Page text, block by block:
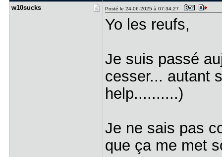
w10sucks Posté le 24-06-2025 à 07:34:27
Yo les reufs,
Je suis passé
cesser... autant
help..........)
Je ne sais pas
que ça me met